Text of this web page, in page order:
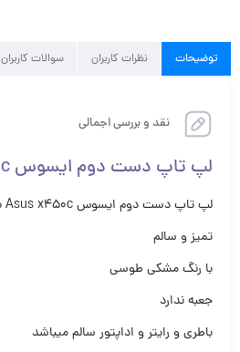
توضیحات نظرات کاربران سوالات کاربران
نقد و بررسی اجمالی
لپ تاپ دست دوم ایسوس Asus x450c
لپ تاپ دست دوم ایسوس Asus x450c با شکل ظاهری ۹۶%
تمیز و سالم
با رنگ مشکی طوسی
جعبه ندارد
باطری و رایتر و اداپتور سالم میباشد